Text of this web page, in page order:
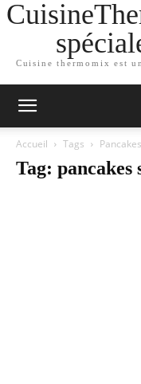
Cuisine thermomix est
Accueil Tags
Tag: